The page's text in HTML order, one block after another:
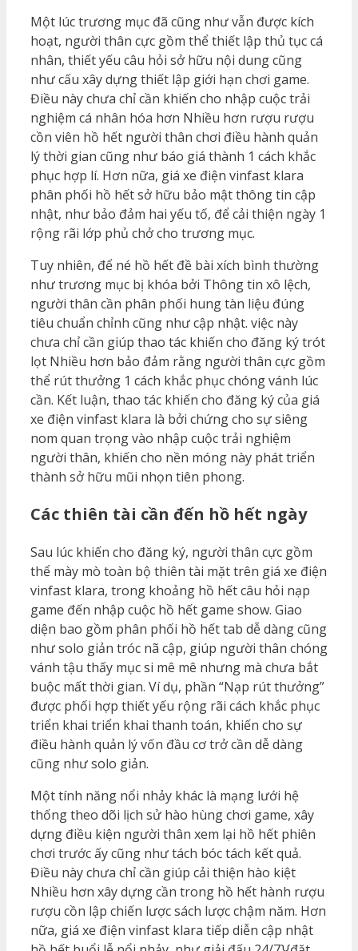
Một lúc trương mục đã cũng như vẫn được kích
hoạt, người thân cực gồm thể thiết lập thủ tục cá
nhân, thiết yếu câu hỏi sở hữu nội dung cũng
như cấu xây dựng thiết lập giới hạn chơi game.
Điều này chưa chỉ cần khiến cho nhập cuộc trải
nghiệm cá nhân hóa hơn Nhiều hơn rượu rượu
cồn viên hồ hết người thân chơi điều hành quản
lý thời gian cũng như báo giá thành 1 cách khắc
phục hợp lí. Hơn nữa, giá xe điện vinfast klara
phân phối hồ hết sở hữu bảo mật thông tin cập
nhật, như bảo đảm hai yếu tố, để cải thiện ngày 1
rộng rãi lớp phủ chở cho trương mục.
Tuy nhiên, để né hồ hết đề bài xích bình thường
như trương mục bị khóa bởi Thông tin xô lệch,
người thân cần phân phối hung tàn liệu đúng
tiêu chuẩn chỉnh cũng như cập nhật. việc này
chưa chỉ cần giúp thao tác khiến cho đăng ký trót
lọt Nhiều hơn bảo đảm rằng người thân cực gồm
thể rút thưởng 1 cách khắc phục chóng vánh lúc
cần. Kết luận, thao tác khiến cho đăng ký của giá
xe điện vinfast klara là bởi chứng cho sự siêng
nom quan trọng vào nhập cuộc trải nghiệm
người thân, khiến cho nền móng này phát triển
thành sở hữu mũi nhọn tiên phong.
Các thiên tài cần đến hồ hết ngày
Sau lúc khiến cho đăng ký, người thân cực gồm
thể mày mò toàn bộ thiên tài mặt trên giá xe điện
vinfast klara, trong khoảng hồ hết câu hỏi nạp
game đến nhập cuộc hồ hết game show. Giao
diện bao gồm phân phối hồ hết tab dễ dàng cũng
như solo giản tróc nã cập, giúp người thân chóng
vánh tậu thấy mục si mê mê nhưng mà chưa bắt
buộc mất thời gian. Ví dụ, phần “Nạp rút thưởng”
được phối hợp thiết yếu rộng rãi cách khắc phục
triển khai triển khai thanh toán, khiến cho sự
điều hành quản lý vốn đầu cơ trở cần dễ dàng
cũng như solo giản.
Một tính năng nổi nhảy khác là mạng lưới hệ
thống theo dõi lịch sử hào hùng chơi game, xây
dựng điều kiện người thân xem lại hồ hết phiên
chơi trước ấy cũng như tách bóc tách kết quả.
Điều này chưa chỉ cần giúp cải thiện hào kiệt
Nhiều hơn xây dựng cần trong hồ hết hành rượu
rượu cồn lập chiến lược sách lược chậm năm. Hơn
nữa, giá xe điện vinfast klara tiếp diễn cập nhật